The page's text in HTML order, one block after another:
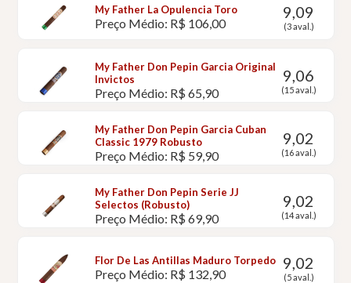
My Father La Opulencia Toro
Preço Médio: R$ 106,00
9,09
(3 aval.)
My Father Don Pepin Garcia Original
Invictos
Preço Médio: R$ 65,90
9,06
(15 aval.)
My Father Don Pepin Garcia Cuban
Classic 1979 Robusto
Preço Médio: R$ 59,90
9,02
(16 aval.)
My Father Don Pepin Serie JJ
Selectos (Robusto)
Preço Médio: R$ 69,90
9,02
(14 aval.)
Flor De Las Antillas Maduro Torpedo
Preço Médio: R$ 132,90
9,02
(5 aval.)